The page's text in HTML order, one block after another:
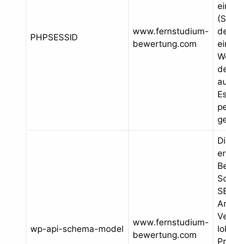
PHPSESSID
www.fernstudium-
bewertung.com
wp-api-schema-model
www.fernstudium-
bewertung.com